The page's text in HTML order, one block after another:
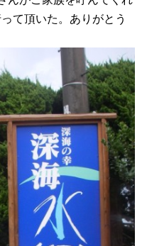
て頂いた。ありがとう